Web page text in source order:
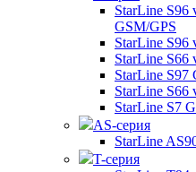
StarLine
GSM/GPS
StarLine
StarLine
StarLine S97
StarLine S66
StarLine S7
AS-серия
StarLine
T-серия